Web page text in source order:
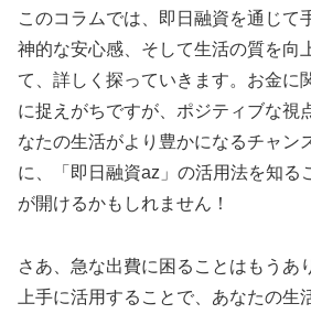
このコラムでは、即日融資を通じて
神的な安心感、そして生活の質を向
て、詳しく探っていきます。お金に
に捉えがちですが、ポジティブな視
なたの生活がより豊かになるチャン
に、「即日融資az」の活用法を知る
が開けるかもしれません！
さあ、急な出費に困ることはもうあ
上手に活用することで、あなたの生